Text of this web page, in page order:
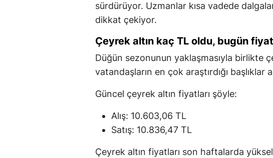
sürdürüyor. Uzmanlar kısa vadede
dikkat çekiyor.
Çeyrek altın kaç TL oldu, bugün
Düğün sezonunun yaklaşmasıyla birlikte
vatandaşların en çok araştırdığı başlıklar
Güncel çeyrek altın fiyatları şöyle:
Alış: 10.603,06 TL
Satış: 10.836,47 TL
Çeyrek altın fiyatları son haftalarda